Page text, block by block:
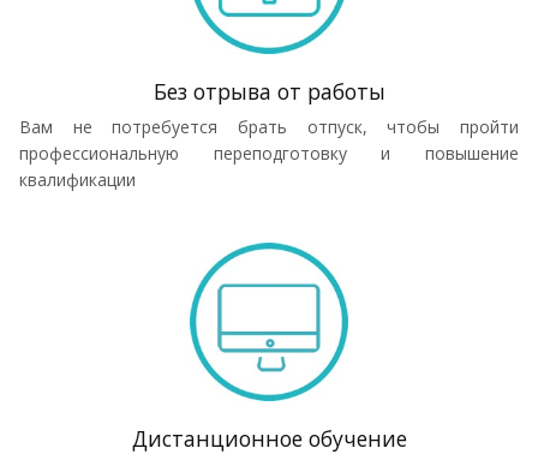
Без отрыва от работы
Вам не потребуется брать отпуск, чтобы пройти
профессиональную переподготовку и повышение
квалификации
Дистанционное обучение